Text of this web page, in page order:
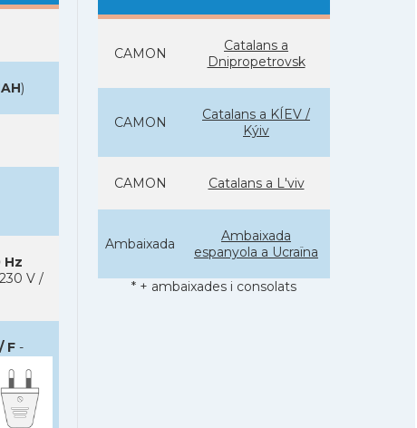
)
Hz
V /
F-
CAMON
Catalans a
Dnipropetrovsk
CAMON
Catalans a KÍEV /
Kýiv
CAMON Catalans a L'viv
Ambaixada
Ambaixada
espanyola a Ucraïna
* + ambaixades i consolats